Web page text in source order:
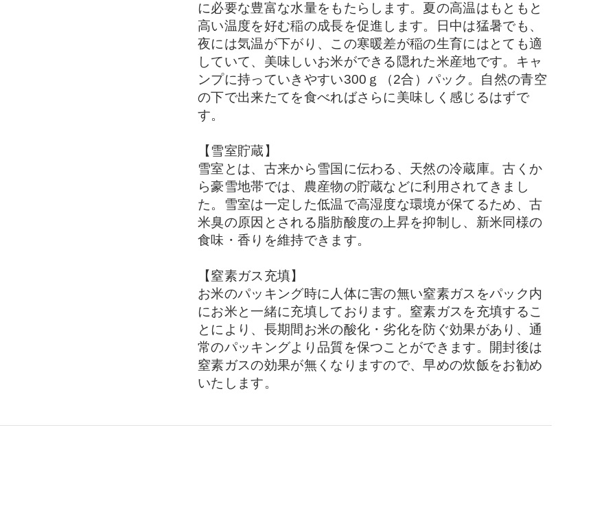
に必要な豊富な水量をもたらします。夏の高温はもともと
高い温度を好む稲の成長を促進します。日中は猛暑でも、
夜には気温が下がり、この寒暖差が稲の生育にはとても適
していて、美味しいお米ができる隠れた米産地です。キャ
ンプに持っていきやすい300ｇ（2合）パック。自然の青空
の下で出来たてを食べればさらに美味しく感じるはずで
す。
【雪室貯蔵】
雪室とは、古来から雪国に伝わる、天然の冷蔵庫。古くか
ら豪雪地帯では、農産物の貯蔵などに利用されてきまし
た。雪室は一定した低温で高湿度な環境が保てるため、古
米臭の原因とされる脂肪酸度の上昇を抑制し、新米同様の
食味・香りを維持できます。
【窒素ガス充填】
お米のパッキング時に人体に害の無い窒素ガスをパック内
にお米と一緒に充填しております。窒素ガスを充填するこ
とにより、長期間お米の酸化・劣化を防ぐ効果があり、通
常のパッキングより品質を保つことができます。開封後は
窒素ガスの効果が無くなりますので、早めの炊飯をお勧め
いたします。